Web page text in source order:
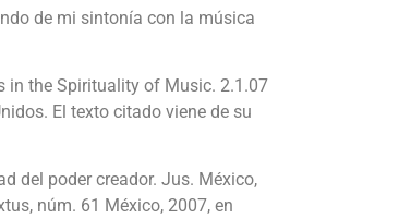
de mi sintonía con la música
in the Spirituality of Music. 2.1.07
El texto citado viene de su
del poder creador. Jus. México,
núm. 61 México, 2007, en